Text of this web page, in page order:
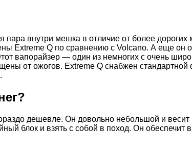
внутри мешка в отличие от более
Extreme Q по сравнению с Volcano. А еще он
вапорайзер — один из немногих с очень
от ожогов. Extreme Q снабжен стандартной
дешевле. Он довольно небольшой и весит
блок и взять с собой в поход. Он обеспечит